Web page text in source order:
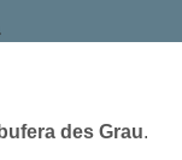
des Grau.